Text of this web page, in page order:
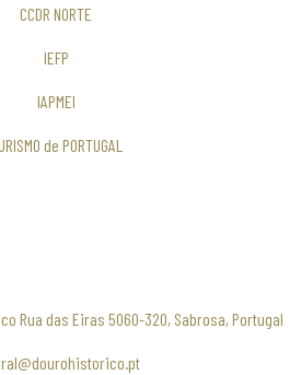
CCDR NORTE
IEFP
IAPMEI
de PORTUGAL
Rua das Eiras 5060-320, Sabrosa, Portugal